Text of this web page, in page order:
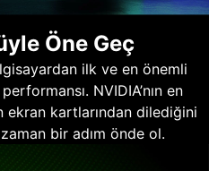
Öne Geç
ilk ve en önemli
NVIDIA’nın en
kartlarından dilediğini
bir adım önde ol.